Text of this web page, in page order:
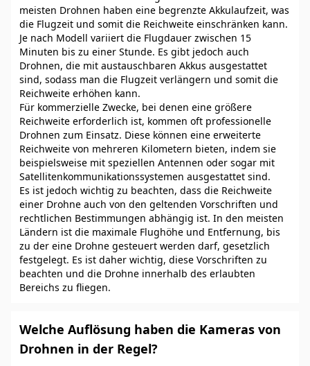
meisten Drohnen haben eine begrenzte Akkulaufzeit, was
die Flugzeit und somit die Reichweite einschränken kann.
Je nach Modell variiert die Flugdauer zwischen 15
Minuten bis zu einer Stunde. Es gibt jedoch auch
Drohnen, die mit austauschbaren Akkus ausgestattet
sind, sodass man die Flugzeit verlängern und somit die
Reichweite erhöhen kann.
Für kommerzielle Zwecke, bei denen eine größere
Reichweite erforderlich ist, kommen oft professionelle
Drohnen zum Einsatz. Diese können eine erweiterte
Reichweite von mehreren Kilometern bieten, indem sie
beispielsweise mit speziellen Antennen oder sogar mit
Satellitenkommunikationssystemen ausgestattet sind.
Es ist jedoch wichtig zu beachten, dass die Reichweite
einer Drohne auch von den geltenden Vorschriften und
rechtlichen Bestimmungen abhängig ist. In den meisten
Ländern ist die maximale Flughöhe und Entfernung, bis
zu der eine Drohne gesteuert werden darf, gesetzlich
festgelegt. Es ist daher wichtig, diese Vorschriften zu
beachten und die Drohne innerhalb des erlaubten
Bereichs zu fliegen.
Welche Auflösung haben die Kameras von
Drohnen in der Regel?